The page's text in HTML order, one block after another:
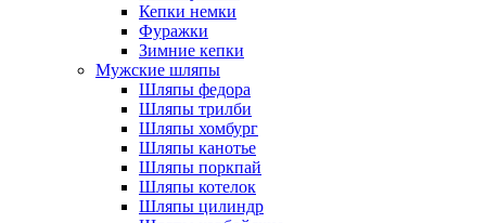
Кепки немки
Фуражки
Зимние кепки
Мужские шляпы
Шляпы федора
Шляпы трилби
Шляпы хомбург
Шляпы канотье
Шляпы поркпай
Шляпы котелок
Шляпы цилиндр